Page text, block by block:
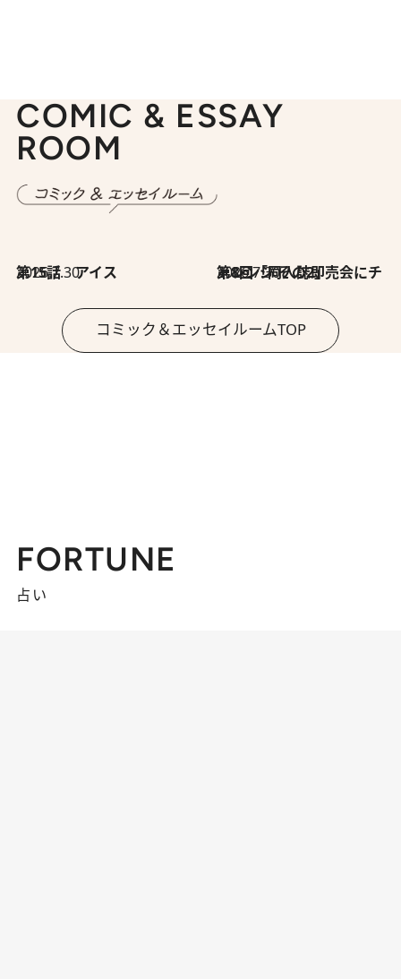
COMIC & ESSAY
ROOM
2026.7.30
第15話 アイス 2026.7.30
第8回「同人誌即売会にチャレンジ その2」
コミック＆エッセイルームTOP
FORTUNE
占い